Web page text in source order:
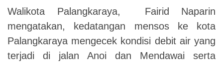
Walikota Palangkaraya, Fairid Naparin
mengatakan, kedatangan mensos ke kota
Palangkaraya mengecek kondisi debit air yang
terjadi di jalan Anoi dan Mendawai serta